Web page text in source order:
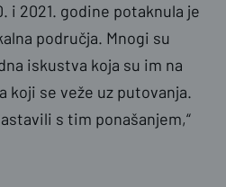
i 2021. godine potaknula je
područja. Mnogi su
iskustva koja su im na
koji se veže uz putovanja.
s tim ponašanjem,“